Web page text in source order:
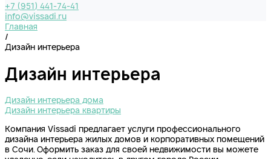
+7 (951) 441-74-41
info@vissadi.ru
Главная
/
Дизайн интерьера
Дизайн интерьера
Дизайн интерьера дома
Дизайн интерьера квартиры
Компания Vissadi предлагает услуги профессионального
дизайна интерьера жилых домов и корпоративных помещений
в Сочи. Оформить заказ для своей недвижимости вы можете